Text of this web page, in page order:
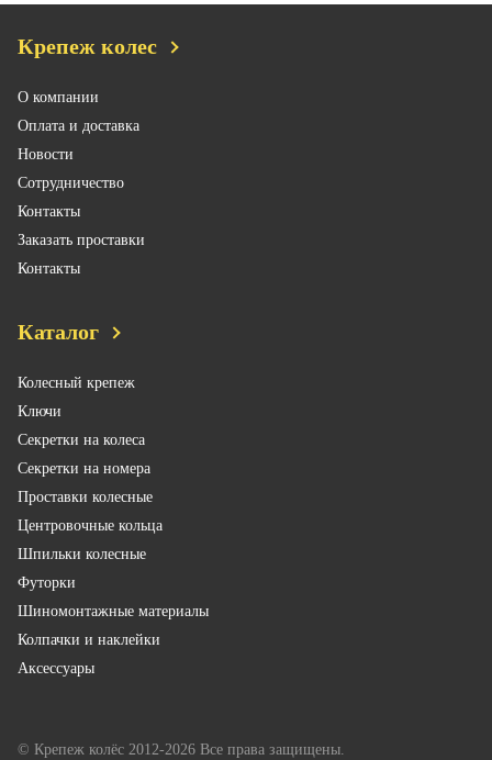
Крепеж колес
О компании
Оплата и доставка
Новости
Сотрудничество
Контакты
Заказать проставки
Контакты
Каталог
Колесный крепеж
Ключи
Секретки на колеса
Секретки на номера
Проставки колесные
Центровочные кольца
Шпильки колесные
Футорки
Шиномонтажные материалы
Колпачки и наклейки
Аксессуары
© Крепеж колёс 2012-2026 Все права защищены.